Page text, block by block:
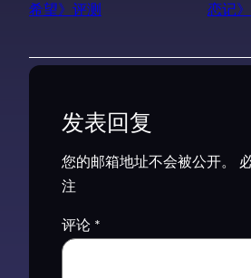
希望》评测
恋记》
发表回复
您的邮箱地址不会被公开。
注
评论 *